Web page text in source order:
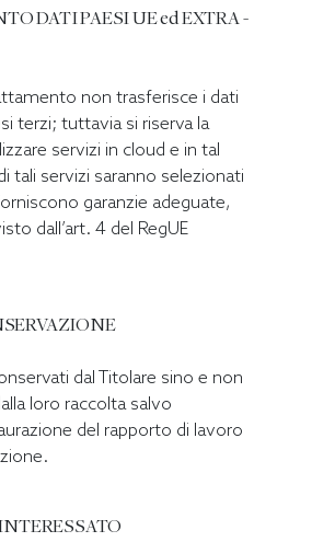
DATI PAESI UE ed EXTRA -
non trasferisce i dati
terzi; tuttavia si riserva la
servizi in cloud e in tal
tali servizi saranno selezionati
garanzie adeguate,
dall’art. 4 del RegUE
dal Titolare sino e non
loro raccolta salvo
del rapporto di lavoro